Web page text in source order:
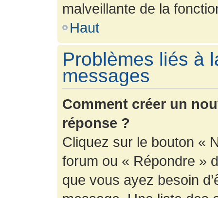
malveillante de la
Haut
Problèmes liés à
messages
Comment créer un
réponse ?
Cliquez sur le bouton «
forum ou « Répondre »
que vous ayez besoin